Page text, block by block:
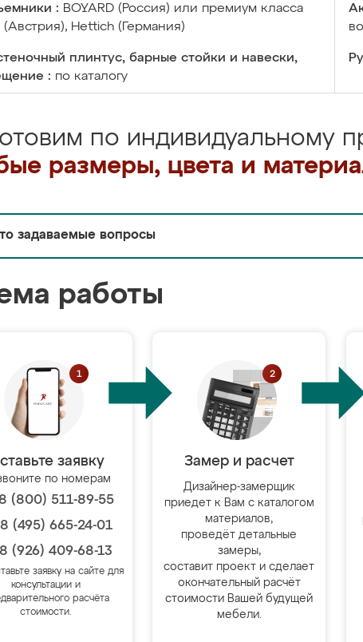
: BOYARD (Россия) или премиум класса
(Австрия), Hettich (Германия)
плинтус, барные стойки и навески,
: по каталогу
по индивидуальному
размеры, цвета и
задаваемые вопросы
работы
заявку
по номерам
(800) 511-89-55
8 (495) 665-24-01
8 (926) 409-68-13
заявку на сайте для
консультации и
расчёта
стоимости.
Замер и расчет
Дизайнер-замерщик
приедет к Вам с каталогом
материалов,
проведёт детальные
замеры,
составит проект и сделает
окончательный расчёт
стоимости Вашей будущей
мебели.